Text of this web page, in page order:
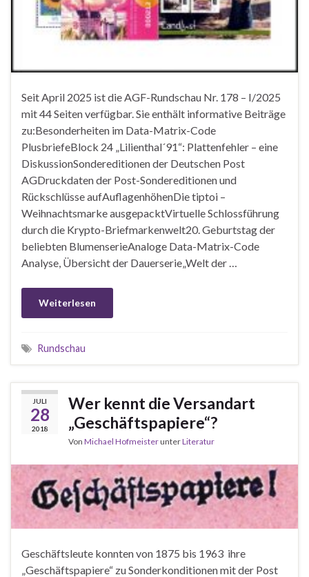
Seit April 2025 ist die AGF-Rundschau Nr. 178 – I/2025
mit 44 Seiten verfügbar. Sie enthält informative Beiträge
zu:Besonderheiten im Data-Matrix-Code
PlusbriefeBlock 24 „Lilienthal´91“: Plattenfehler – eine
DiskussionSondereditionen der Deutschen Post
AGDruckdaten der Post-Sondereditionen und
Rückschlüsse aufAuflagenhöhenDie tiptoi –
Weihnachtsmarke ausgepacktVirtuelle Schlossführung
durch die Krypto-Briefmarkenwelt20. Geburtstag der
beliebten BlumenserieAnaloge Data-Matrix-Code
Analyse, Übersicht der Dauerserie„Welt der …
Weiterlesen
Rundschau
JULI
28
2018
Wer kennt die Versandart
„Geschäftspapiere“?
Von Michael HofmeisterunterLiteratur
Geschäftsleute konnten von 1875 bis 1963 ihre
„Geschäftspapiere“ zu Sonderkonditionen mit der Post